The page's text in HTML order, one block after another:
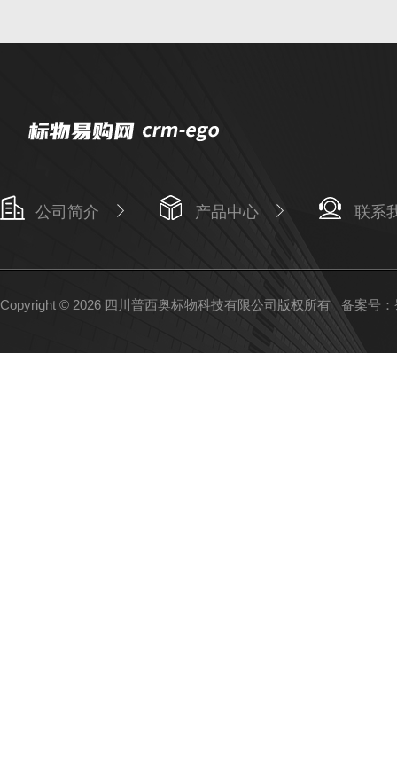
公司简介 产品中心 联系
Copyright © 2026 四川普西奥标物科技有限公司版权所有 备案号：